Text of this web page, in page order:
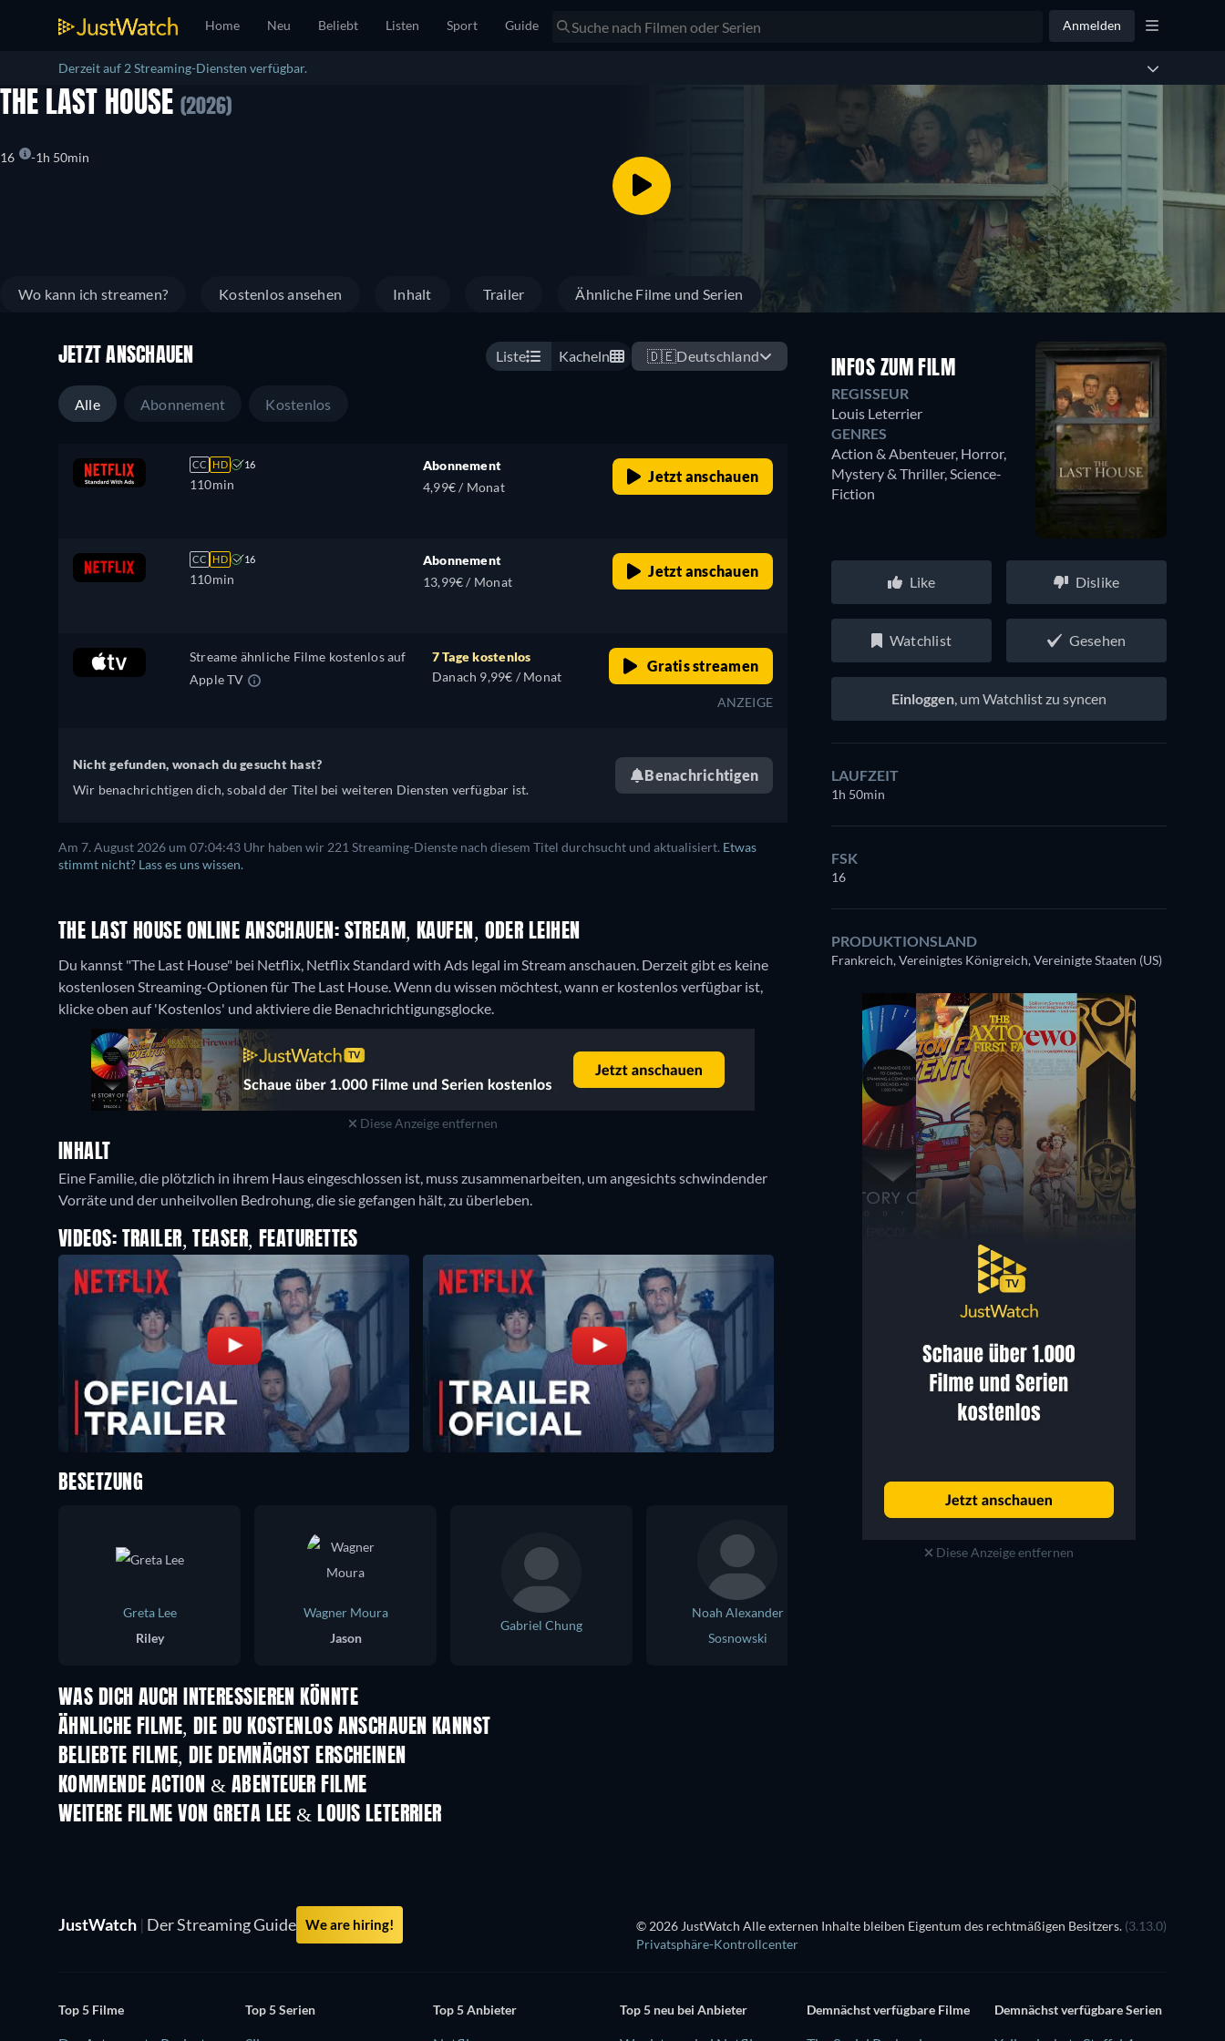
Home Neu Beliebt Listen Sport Guide Anmelden
Derzeit auf 2 Streaming-Diensten verfügbar.
THE LAST HOUSE (2026)
16 1h 50min
Wo kann ich streamen? Kostenlos ansehen Inhalt Trailer Ähnliche Filme und Serien
JETZT ANSCHAUEN Liste Kacheln 🇩🇪Deutschland
Alle Abonnement Kostenlos
CC HD 16
110min
Abonnement
4,99€ / Monat
Jetzt anschauen
CC HD 16
110min
Abonnement
13,99€ / Monat
Jetzt anschauen
Streame ähnliche Filme kostenlos auf
Apple TV
7 Tage kostenlos
Danach 9,99€ / Monat
Gratis streamen
ANZEIGE
Nicht gefunden, wonach du gesucht hast?
Wir benachrichtigen dich, sobald der Titel bei weiteren Diensten verfügbar ist.
Benachrichtigen
Am 7. August 2026 um 07:04:43 Uhr haben wir 221 Streaming-Dienste nach diesem Titel durchsucht und aktualisiert. Etwas
stimmt nicht? Lass es uns wissen.
THE LAST HOUSE ONLINE ANSCHAUEN: STREAM, KAUFEN, ODER LEIHEN
Du kannst "The Last House" bei Netflix, Netflix Standard with Ads legal im Stream anschauen. Derzeit gibt es keine
kostenlosen Streaming-Optionen für The Last House. Wenn du wissen möchtest, wann er kostenlos verfügbar ist,
klicke oben auf 'Kostenlos' und aktiviere die Benachrichtigungsglocke.
Diese Anzeige entfernen
INHALT
Eine Familie, die plötzlich in ihrem Haus eingeschlossen ist, muss zusammenarbeiten, um angesichts schwindender
Vorräte und der unheilvollen Bedrohung, die sie gefangen hält, zu überleben.
VIDEOS: TRAILER, TEASER, FEATURETTES
INFOS ZUM FILM
REGISSEUR
Louis Leterrier
GENRES
Action & Abenteuer, Horror,
Mystery & Thriller, Science-
Fiction
Like Dislike
Watchlist Gesehen
Einloggen, um Watchlist zu syncen
LAUFZEIT
1h 50min
FSK
16
PRODUKTIONSLAND
Frankreich, Vereinigtes Königreich, Vereinigte Staaten (US)
Diese Anzeige entfernen
BESETZUNG
Greta Lee
Riley
Wagner Moura
Jason
Gabriel Chung
Noah Alexander
Sosnowski
WAS DICH AUCH INTERESSIEREN KÖNNTE
ÄHNLICHE FILME, DIE DU KOSTENLOS ANSCHAUEN KANNST
BELIEBTE FILME, DIE DEMNÄCHST ERSCHEINEN
KOMMENDE ACTION & ABENTEUER FILME
WEITERE FILME VON GRETA LEE & LOUIS LETERRIER
JustWatch | Der Streaming Guide We are hiring! © 2026 JustWatch Alle externen Inhalte bleiben Eigentum des rechtmäßigen Besitzers. (3.13.0)
Privatsphäre-Kontrollcenter
Top 5 Filme Top 5 Serien Top 5 Anbieter Top 5 neu bei Anbieter Demnächst verfügbare Filme Demnächst verfügbare Serien